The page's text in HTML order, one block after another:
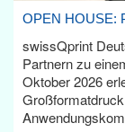
OPEN HOUSE:
swissQprint
Partnern zu
Oktober 2026